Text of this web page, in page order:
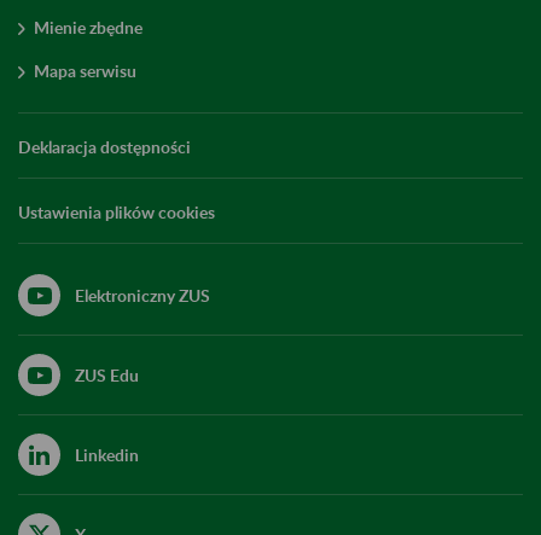
Mienie zbędne
Mapa serwisu
Deklaracja dostępności
Ustawienia plików cookies
Elektroniczny ZUS
ZUS Edu
Linkedin